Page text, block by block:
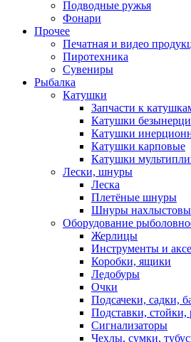
Подводные ружья
Фонари
Прочее
Печатная и видео
Пиротехника
Сувениры
Рыбалка
Катушки
Запчасти к
Катушки
Катушки
Катушки карповые
Катушки
Лески, шнуры
Леска
Плетёные шнуры
Шнуры
Оборудование
Жерлицы
Инструменты и
Коробки, ящики
Ледобуры
Очки
Подсачеки, садки,
Подставки,
Сигнализаторы
Чехлы, сумки,